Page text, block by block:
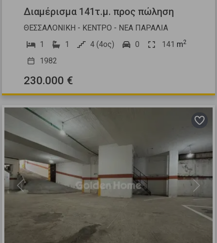
Διαμέρισμα 141τ.μ. προς πώληση
ΘΕΣΣΑΛΟΝΙΚΗ - ΚΕΝΤΡΟ - ΝΕΑ ΠΑΡΑΛΙΑ
1
1 4 (4ος) 0 141 m2
1982
230.000 €
Previous Next